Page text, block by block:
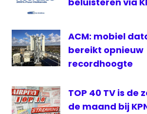
ACM: mobiel
bereikt opnieuw
recordhoogte
TOP 40 TV is de
de maand bij